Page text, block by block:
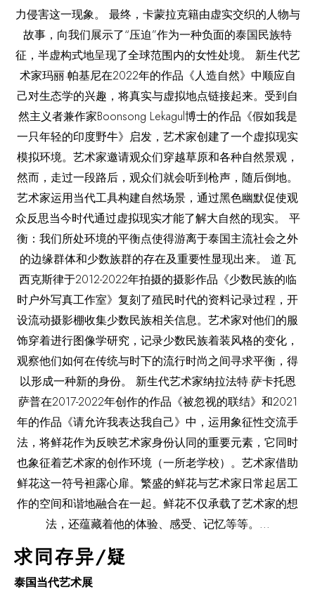
求同存异/疑
泰国当代艺术展